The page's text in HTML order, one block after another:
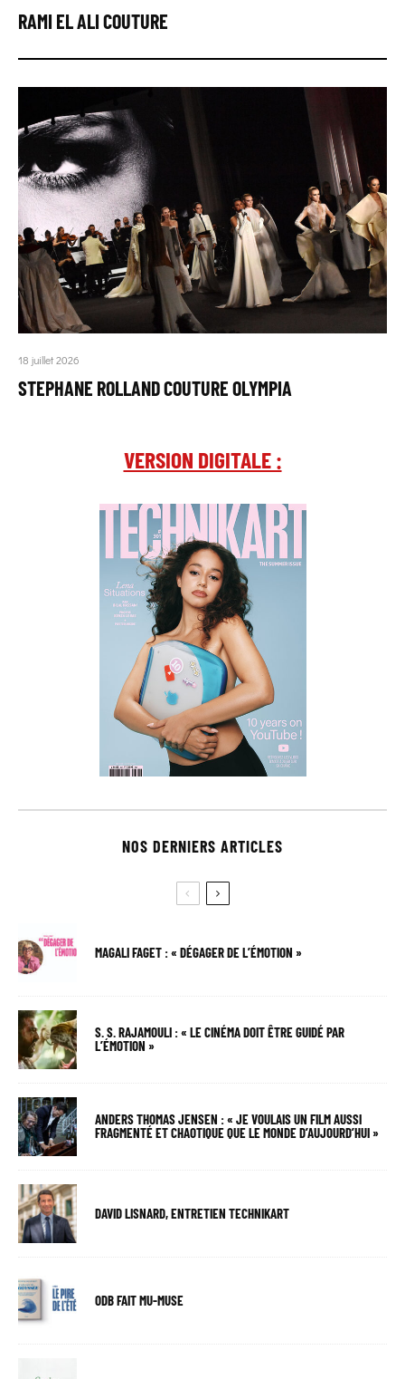
RAMI EL ALI COUTURE
18 juillet 2026
STEPHANE ROLLAND COUTURE OLYMPIA
VERSION DIGITALE :
NOS DERNIERS ARTICLES
MAGALI FAGET : « DÉGAGER DE L’ÉMOTION »
S. S. RAJAMOULI : « LE CINÉMA DOIT ÊTRE GUIDÉ PAR
L’ÉMOTION »
ANDERS THOMAS JENSEN : « JE VOULAIS UN FILM AUSSI
FRAGMENTÉ ET CHAOTIQUE QUE LE MONDE D’AUJOURD’HUI »
DAVID LISNARD, ENTRETIEN TECHNIKART
ODB FAIT MU-MUSE